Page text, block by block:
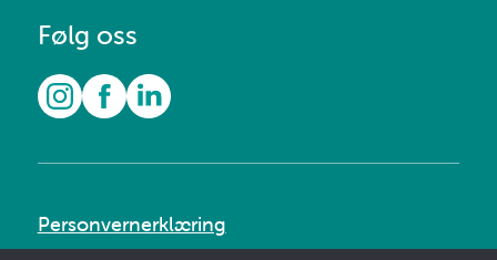
Følg oss
Personvernerklæring